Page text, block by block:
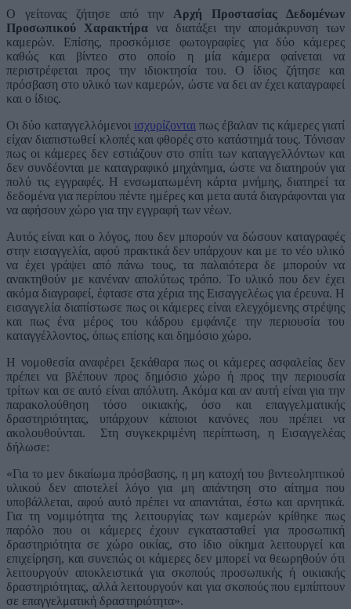
Ο γείτονας ζήτησε από τηνΑρχή Προστασίας Δεδομένων
Προσωπικού Χαρακτήρα να διατάξει την απομάκρυνση των
καμερών. Επίσης, προσκόμισε φωτογραφίες για δύο κάμερες
καθώς και βίντεο στο οποίο η μία κάμερα φαίνεται να
περιστρέφεται προς την ιδιοκτησία του. Ο ίδιος ζήτησε και
πρόσβαση στο υλικό των καμερών, ώστε να δει αν έχει καταγραφεί
και ο ίδιος.
Οι δύο καταγγελλόμενοι ισχυρίζονταιπως έβαλαν τις κάμερες γιατί
είχαν διαπιστωθεί κλοπές και φθορές στο κατάστημά τους. Τόνισαν
πως οι κάμερες δεν εστιάζουν στο σπίτι των καταγγελλόντων και
δεν συνδέονται με καταγραφικό μηχάνημα, ώστε να διατηρούν για
πολύ τις εγγραφές. Η ενσωματωμένη κάρτα μνήμης, διατηρεί τα
δεδομένα για περίπου πέντε ημέρες και μετα αυτά διαγράφονται για
να αφήσουν χώρο για την εγγραφή των νέων.
Αυτός είναι και ο λόγος, που δεν μπορούν να δώσουν καταγραφές
στην εισαγγελία, αφού πρακτικά δεν υπάρχουν και με το νέο υλικό
να έχει γράψει από πάνω τους, τα παλαιότερα δε μπορούν να
ανακτηθούν με κανέναν απολύτως τρόπο. Το υλικό που δεν έχει
ακόμα διαγραφεί, έφτασε στα χέρια της Εισαγγελέως για έρευνα. Η
εισαγγελία διαπίστωσε πως οι κάμερες είναι ελεγχόμενης στρέψης
και πως ένα μέρος του κάδρου εμφάνιζε την περιουσία του
καταγγέλλοντος, όπως επίσης και δημόσιο χώρο.
Η νομοθεσία αναφέρει ξεκάθαρα πως οι κάμερες ασφαλείας δεν
πρέπει να βλέπουν προς δημόσιο χώρο ή προς την περιουσία
τρίτων και σε αυτό είναι απόλυτη. Ακόμα και αν αυτή είναι για την
παρακολούθηση τόσο οικιακής, όσο και επαγγελματικής
δραστηριότητας, υπάρχουν κάποιοι κανόνες που πρέπει να
ακολουθούνται. Στη συγκεκριμένη περίπτωση, η Εισαγγελέας
δήλωσε:
«Για το μεν δικαίωμα πρόσβασης, η μη κατοχή του βιντεοληπτικού
υλικού δεν αποτελεί λόγο για μη απάντηση στο αίτημα που
υποβάλλεται, αφού αυτό πρέπει να απαντάται, έστω και αρνητικά.
Για τη νομιμότητα της λειτουργίας των καμερών κρίθηκε πως
παρόλο που οι κάμερες έχουν εγκατασταθεί για προσωπική
δραστηριότητα σε χώρο οικίας, στο ίδιο οίκημα λειτουργεί και
επιχείρηση, και συνεπώς οι κάμερες δεν μπορεί να θεωρηθούν ότι
λειτουργούν αποκλειστικά για σκοπούς προσωπικής ή οικιακής
δραστηριότητας, αλλά λειτουργούν και για σκοπούς που εμπίπτουν
σε επαγγελματική δραστηριότητα».